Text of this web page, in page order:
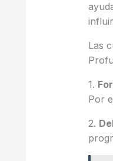
Las
1.
Por
2.